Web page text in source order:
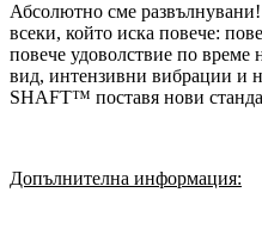
Абсолютно сме
всеки, който иска повече:
повече удоволствие по време
вид, интензивни вибрации и
SHAFT™ поставя нови
Допълнителна информация: